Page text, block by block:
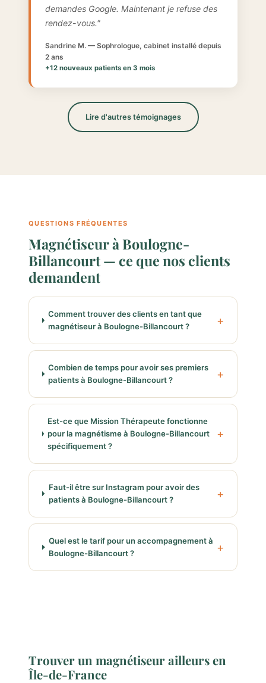
demandes Google. Maintenant je refuse des
rendez-vous."
Sandrine M. — Sophrologue, cabinet installé depuis
2 ans
+12 nouveaux patients en 3 mois
Lire d'autres témoignages
QUESTIONS FRÉQUENTES
Magnétiseur à Boulogne-
Billancourt — ce que nos clients
demandent
Comment trouver des clients en tant que
magnétiseur à Boulogne-Billancourt ?
Combien de temps pour avoir ses premiers
patients à Boulogne-Billancourt ?
Est-ce que Mission Thérapeute fonctionne
pour la magnétisme à Boulogne-Billancourt
spécifiquement ?
Faut-il être sur Instagram pour avoir des
patients à Boulogne-Billancourt ?
Quel est le tarif pour un accompagnement à
Boulogne-Billancourt ?
Trouver un magnétiseur ailleurs en
Île-de-France